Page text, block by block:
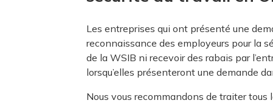
Les entreprises qui ont présenté une
reconnaissance des employeurs pour la
de la WSIB ni recevoir des rabais par
lorsqu’elles présenteront une demande
Nous vous recommandons de traiter